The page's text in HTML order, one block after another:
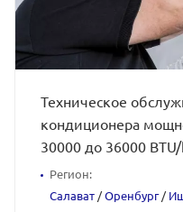
Техническое
кондиционера
30000 до 36000
Регион:
Салават /Оренбург/